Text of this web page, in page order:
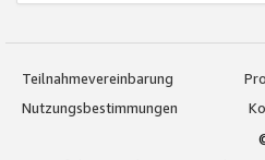
Teilnahmevereinbarung
Nutzungsbestimmungen